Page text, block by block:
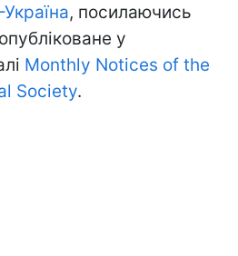
, посилаючись
у
Monthly Notices of the
Society.